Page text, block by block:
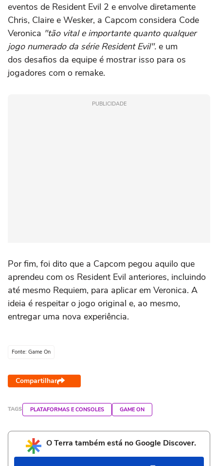
eventos de Resident Evil 2 e envolve diretamente
Chris, Claire e Wesker, a Capcom considera Code
Veronica "tão vital e importante quanto qualquer
jogo numerado da série Resident Evil". e um
dos desafios da equipe é mostrar isso para os
jogadores com o remake.
PUBLICIDADE
Por fim, foi dito que a Capcom pegou aquilo que
aprendeu com os Resident Evil anteriores, incluindo
até mesmo Requiem, para aplicar em Veronica. A
ideia é respeitar o jogo original e, ao mesmo,
entregar uma nova experiência.
Fonte: Game On
Compartilhar
TAGS PLATAFORMAS E CONSOLES GAME ON
O Terra também está no Google Discover.